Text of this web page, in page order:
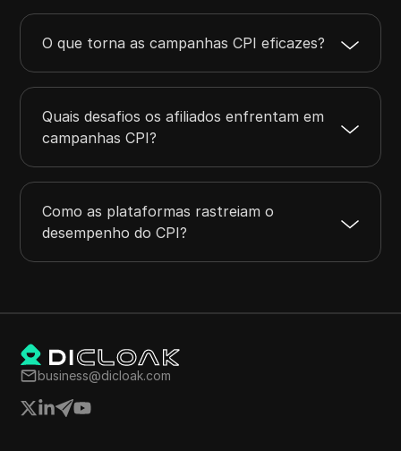
O que torna as campanhas CPI eficazes?
Quais desafios os afiliados enfrentam em
campanhas CPI?
Como as plataformas rastreiam o
desempenho do CPI?
business@dicloak.com